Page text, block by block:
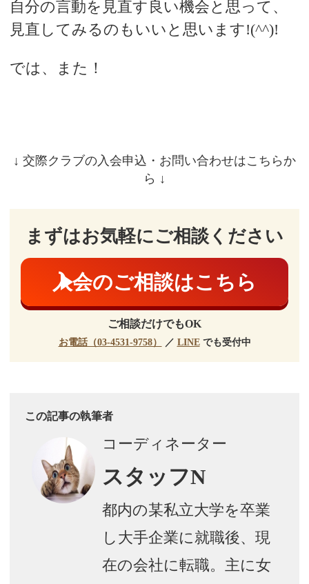
自分の言動を見直す良い機会と思って、
見直してみるのもいいと思います!(^^)!
では、また！
↓ 交際クラブの入会申込・お問い合わせはこちらか
ら ↓
まずはお気軽にご相談ください
入会のご相談はこちら
ご相談だけでもOK
お電話（03-4531-9758） ／ LINEでも受付中
この記事の執筆者
コーディネーター
スタッフN
都内の某私立大学を卒業
し大手企業に就職後、現
在の会社に転職。主に女